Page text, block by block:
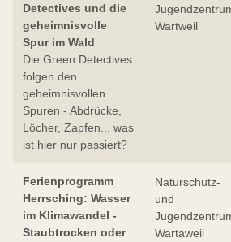
Detectives und die
geheimnisvolle
Spur im Wald
Die Green Detectives
folgen den
geheimnisvollen
Spuren - Abdrücke,
Löcher, Zapfen... was
ist hier nur passiert?
Wartweil
Ferienprogramm
Herrsching: Wasser
im Klimawandel -
Staubtrocken oder
Naturschutz-
und
Wartaweil